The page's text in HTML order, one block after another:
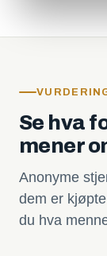
Se hva
mener
Anonyme
dem er
du hva